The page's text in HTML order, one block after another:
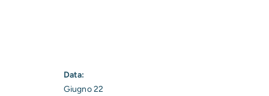
Data:
Giugno 22